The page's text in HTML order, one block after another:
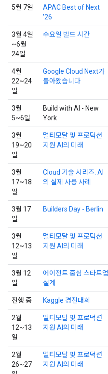
5월 7일
APAC Best of Next
'26
3월 4일
~6월
24일
수요일 빌드 시간
4월
22~24
일
Google Cloud Next가
돌아왔습니다
3월
5~6일
Build with AI - New
York
3월
19~20
일
멀티모달 및 프로덕션
지원 AI의 미래
3월
17~18
일
Cloud 기술 시리즈: AI
의 실제 사용 사례
3월 17
일
Builders Day - Berlin
3월
12~13
일
멀티모달 및 프로덕션
지원 AI의 미래
3월 12
일
에이전트 중심 스타트업
설계
진행 중 Kaggle 경진대회
2월
12~13
일
멀티모달 및 프로덕션
지원 AI의 미래
2월
26~27
멀티모달 및 프로덕션
지원 AI의 미래